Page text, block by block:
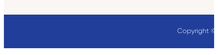
Copyright ©